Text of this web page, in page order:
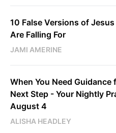
10 False Versions of Jesus
Are Falling For
JAMI AMERINE
When You Need Guidance
Next Step - Your Nightly
August 4
ALISHA HEADLEY